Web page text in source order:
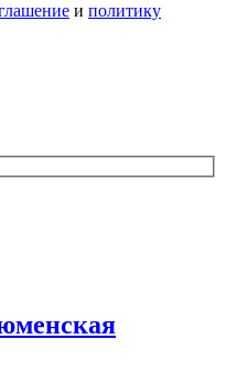
и политику